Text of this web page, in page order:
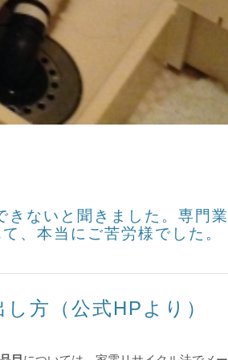
ないと聞きました。専門業
、本当にご苦労様でした。
方（公式HPより）